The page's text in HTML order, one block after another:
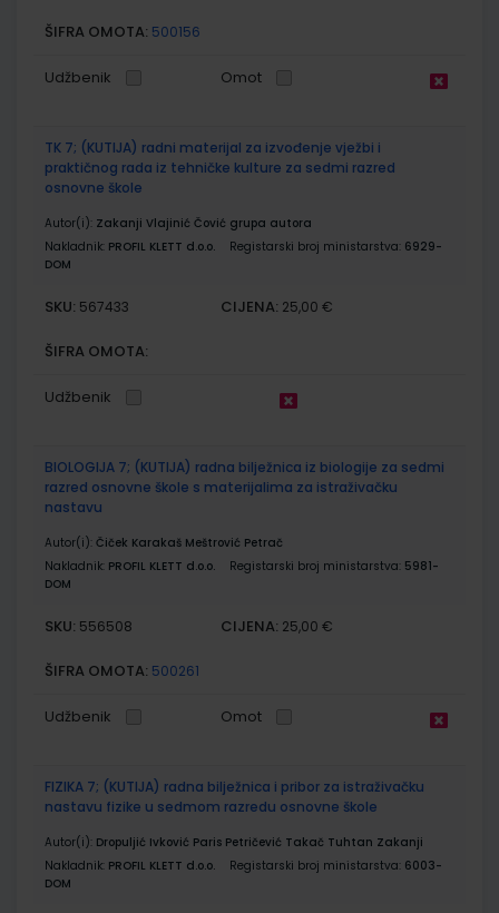
ŠIFRA OMOTA: 500156
Udžbenik Omot
TK 7; (KUTIJA) radni materijal za izvođenje vježbi i
praktičnog rada iz tehničke kulture za sedmi razred
osnovne škole
Autor(i): Zakanji Vlajinić Čović grupa autora
Nakladnik: PROFIL KLETT d.o.o. Registarski broj ministarstva: 6929-
DOM
SKU: 567433 CIJENA: 25,00 €
ŠIFRA OMOTA:
Udžbenik
BIOLOGIJA 7; (KUTIJA) radna bilježnica iz biologije za sedmi
razred osnovne škole s materijalima za istraživačku
nastavu
Autor(i): Čiček Karakaš Meštrović Petrač
Nakladnik: PROFIL KLETT d.o.o. Registarski broj ministarstva: 5981-
DOM
SKU: 556508 CIJENA: 25,00 €
ŠIFRA OMOTA: 500261
Udžbenik Omot
FIZIKA 7; (KUTIJA) radna bilježnica i pribor za istraživačku
nastavu fizike u sedmom razredu osnovne škole
Autor(i): Dropuljić Ivković Paris Petričević Takač Tuhtan Zakanji
Nakladnik: PROFIL KLETT d.o.o. Registarski broj ministarstva: 6003-
DOM